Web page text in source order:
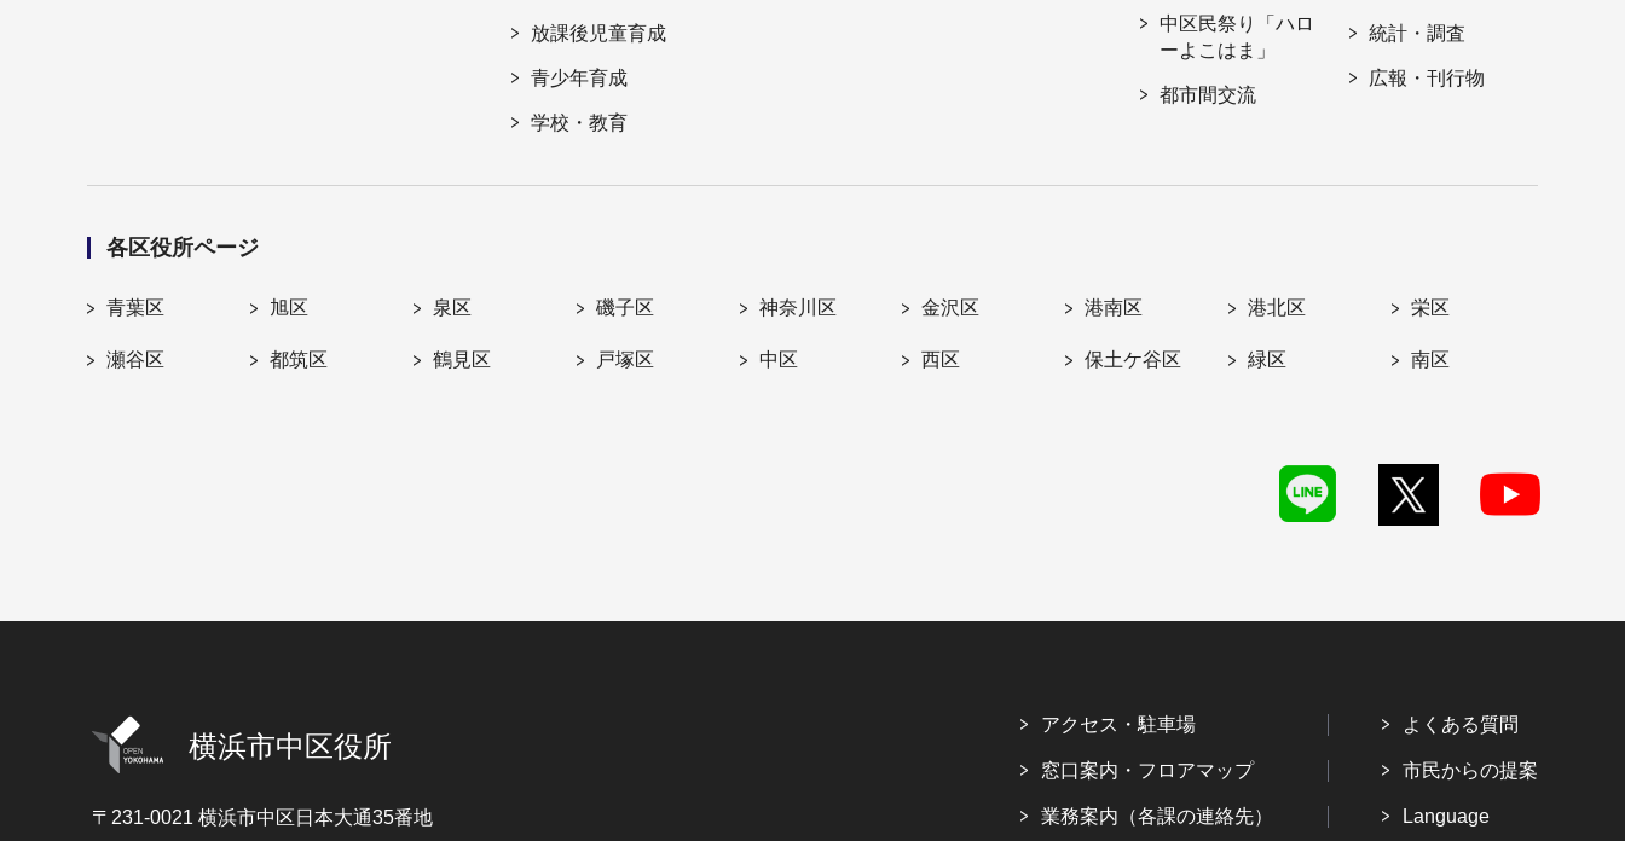
放課後児童育成
青少年育成
学校・教育
中区民祭り「ハロ
ーよこはま」
都市間交流
統計・調査
広報・刊行物
各区役所ページ
青葉区 旭区 泉区 磯子区 神奈川区 金沢区 港南区 港北区 栄区
瀬谷区 都筑区 鶴見区 戸塚区 中区 西区 保土ケ谷区 緑区 南区
横浜市中区役所
〒231-0021 横浜市中区日本大通35番地
アクセス・駐車場
窓口案内・フロアマップ
業務案内（各課の連絡先）
よくある質問
市民からの提案
Language